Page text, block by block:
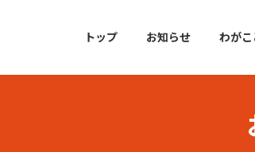
トップ お知らせ わが